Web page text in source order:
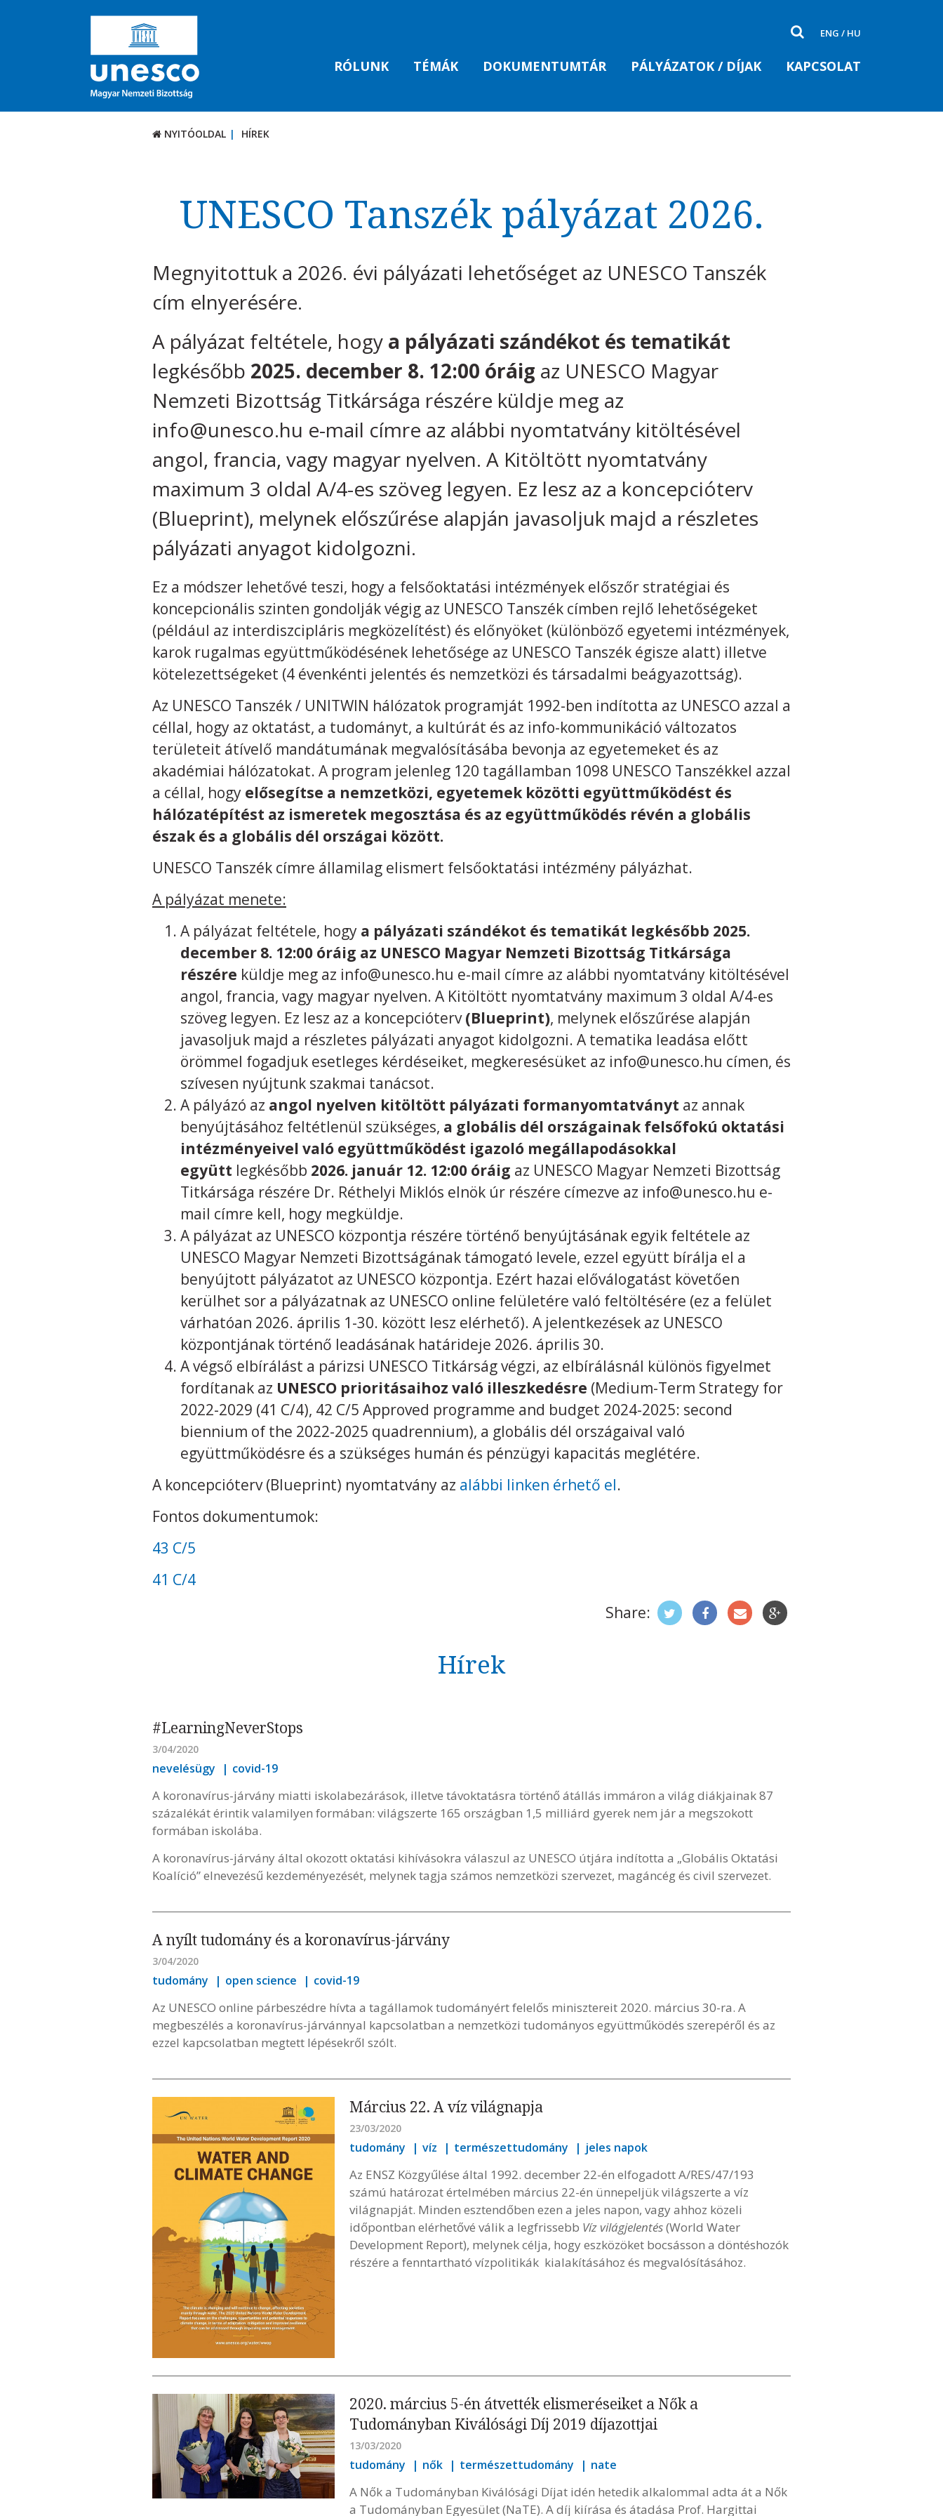
ENG / HU
RÓLUNK TÉMÁK DOKUMENTUMTÁR PÁLYÁZATOK / DÍJAK KAPCSOLAT
NYITÓOLDAL HÍREK
UNESCO Tanszék pályázat 2026.
Megnyitottuk a 2026. évi pályázati lehetőséget az UNESCO Tanszék
cím elnyerésére.
A pályázat feltétele, hogy a pályázati szándékot és tematikát
legkésőbb 2025. december 8. 12:00 óráig az UNESCO Magyar
Nemzeti Bizottság Titkársága részére küldje meg az
info@unesco.hu e-mail címre az alábbi nyomtatvány kitöltésével
angol, francia, vagy magyar nyelven. A Kitöltött nyomtatvány
maximum 3 oldal A/4-es szöveg legyen. Ez lesz az a koncepcióterv
(Blueprint), melynek előszűrése alapján javasoljuk majd a részletes
pályázati anyagot kidolgozni.
Ez a módszer lehetővé teszi, hogy a felsőoktatási intézmények előszőr stratégiai és
koncepcionális szinten gondolják végig az UNESCO Tanszék címben rejlő lehetőségeket
(például az interdiszcipláris megközelítést) és előnyöket (különböző egyetemi intézmények,
karok rugalmas együttműködésének lehetősége az UNESCO Tanszék égisze alatt) illetve
kötelezettségeket (4 évenkénti jelentés és nemzetközi és társadalmi beágyazottság).
Az UNESCO Tanszék / UNITWIN hálózatok programját 1992-ben indította az UNESCO azzal a
céllal, hogy az oktatást, a tudományt, a kultúrát és az info-kommunikáció változatos
területeit átívelő mandátumának megvalósításába bevonja az egyetemeket és az
akadémiai hálózatokat. A program jelenleg 120 tagállamban 1098 UNESCO Tanszékkel azzal
a céllal, hogy elősegítse a nemzetközi, egyetemek közötti együttműködést és
hálózatépítést az ismeretek megosztása és az együttműködés révén a globális
észak és a globális dél országai között.
UNESCO Tanszék címre államilag elismert felsőoktatási intézmény pályázhat.
A pályázat menete:
A pályázat feltétele, hogy a pályázati szándékot és tematikát legkésőbb 2025.
december 8. 12:00 óráig az UNESCO Magyar Nemzeti Bizottság Titkársága
részére küldje meg az info@unesco.hu e-mail címre az alábbi nyomtatvány kitöltésével
angol, francia, vagy magyar nyelven. A Kitöltött nyomtatvány maximum 3 oldal A/4-es
szöveg legyen. Ez lesz az a koncepcióterv(Blueprint), melynek előszűrése alapján
javasoljuk majd a részletes pályázati anyagot kidolgozni. A tematika leadása előtt
örömmel fogadjuk esetleges kérdéseiket, megkeresésüket az info@unesco.hu címen, és
szívesen nyújtunk szakmai tanácsot.
A pályázó az angol nyelven kitöltött pályázati formanyomtatványt az annak
benyújtásához feltétlenül szükséges, a globális dél országainak felsőfokú oktatási
intézményeivel való együttműködést igazoló megállapodásokkal
együtt legkésőbb 2026. január 12. 12:00 óráig az UNESCO Magyar Nemzeti Bizottság
Titkársága részére Dr. Réthelyi Miklós elnök úr részére címezve az info@unesco.hu e-
mail címre kell, hogy megküldje.
A pályázat az UNESCO központja részére történő benyújtásának egyik feltétele az
UNESCO Magyar Nemzeti Bizottságának támogató levele, ezzel együtt bírálja el a
benyújtott pályázatot az UNESCO központja. Ezért hazai előválogatást követően
kerülhet sor a pályázatnak az UNESCO online felületére való feltöltésére (ez a felület
várhatóan 2026. április 1-30. között lesz elérhető). A jelentkezések az UNESCO
központjának történő leadásának határideje 2026. április 30.
A végső elbírálást a párizsi UNESCO Titkárság végzi, az elbírálásnál különös figyelmet
fordítanak az UNESCO prioritásaihoz való illeszkedésre (Medium-Term Strategy for
2022-2029 (41 C/4), 42 C/5 Approved programme and budget 2024-2025: second
biennium of the 2022-2025 quadrennium), a globális dél országaival való
együttműködésre és a szükséges humán és pénzügyi kapacitás meglétére.
A koncepcióterv (Blueprint) nyomtatvány az alábbi linken érhető el.
Fontos dokumentumok:
43 C/5
41 C/4
Share:
Hírek
#LearningNeverStops
3/04/2020
nevelésügy covid-19
A koronavírus-járvány miatti iskolabezárások, illetve távoktatásra történő átállás immáron a világ diákjainak 87
százalékát érintik valamilyen formában: világszerte 165 országban 1,5 milliárd gyerek nem jár a megszokott
formában iskolába.
A koronavírus-járvány által okozott oktatási kihívásokra válaszul az UNESCO útjára indította a „Globális Oktatási
Koalíció” elnevezésű kezdeményezését, melynek tagja számos nemzetközi szervezet, magáncég és civil szervezet.
A nyílt tudomány és a koronavírus-járvány
3/04/2020
tudomány open science covid-19
Az UNESCO online párbeszédre hívta a tagállamok tudományért felelős minisztereit 2020. március 30-ra. A
megbeszélés a koronavírus-járvánnyal kapcsolatban a nemzetközi tudományos együttműködés szerepéről és az
ezzel kapcsolatban megtett lépésekről szólt.
Március 22. A víz világnapja
23/03/2020
tudomány víz természettudomány jeles napok
Az ENSZ Közgyűlése által 1992. december 22-én elfogadott A/RES/47/193
számú határozat értelmében március 22-én ünnepeljük világszerte a víz
világnapját. Minden esztendőben ezen a jeles napon, vagy ahhoz közeli
időpontban elérhetővé válik a legfrissebb Víz világjelentés(World Water
Development Report), melynek célja, hogy eszközöket bocsásson a döntéshozók
részére a fenntartható vízpolitikák kialakításához és megvalósításához.
2020. március 5-én átvették elismeréseiket a Nők a
Tudományban Kiválósági Díj 2019 díjazottjai
13/03/2020
tudomány nők természettudomány nate
A Nők a Tudományban Kiválósági Díjat idén hetedik alkalommal adta át a Nők
a Tudományban Egyesület (NaTE). A díj kiírása és átadása Prof. Hargittai